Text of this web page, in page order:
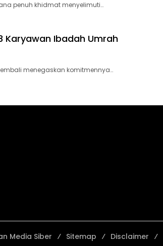
penuh khidmat menyelimuti…
Karyawan Ibadah Umrah
menegaskan komitmennya…
Media Siber Sitemap Disclaimer